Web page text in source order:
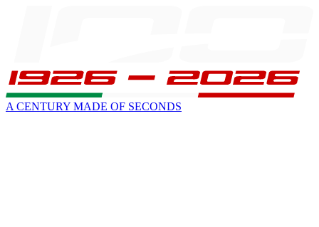
A CENTURY MADE OF SECONDS